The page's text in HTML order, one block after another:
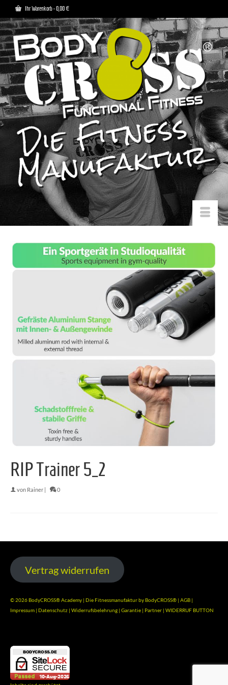
Ihr Warenkorb-0,00 €
RIP Trainer 5_2
von Rainer | 0
Vertrag widerrufen
© 2026 BodyCROSS® Academy | Die Fitnessmanufaktur by BodyCROSS® | AGB |
Impressum | Datenschutz | Widerrufsbelehrung | Garantie | Partner | WIDERRUF BUTTON